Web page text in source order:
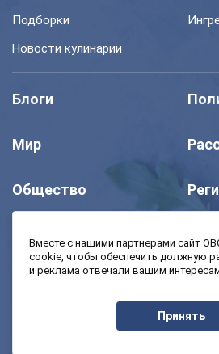
Подборки
Новости кулинарии
Блоги
Мир
Общество
Моя школа Авто
Вместе с нашими партнерами сайт
cookie, чтобы обеспечить должную
и реклама отвечали вашим
Принять